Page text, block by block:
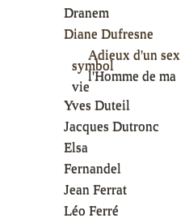
Dranem
Diane Dufresne
Adieux d'un sex
symbol
l'Homme de ma
vie
Yves Duteil
Jacques Dutronc
Elsa
Fernandel
Jean Ferrat
Léo Ferré